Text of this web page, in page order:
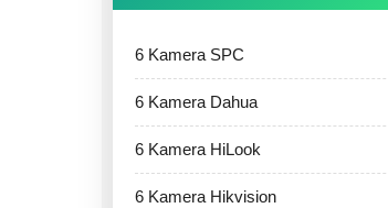
6 Kamera SPC
6 Kamera Dahua
6 Kamera HiLook
6 Kamera Hikvision